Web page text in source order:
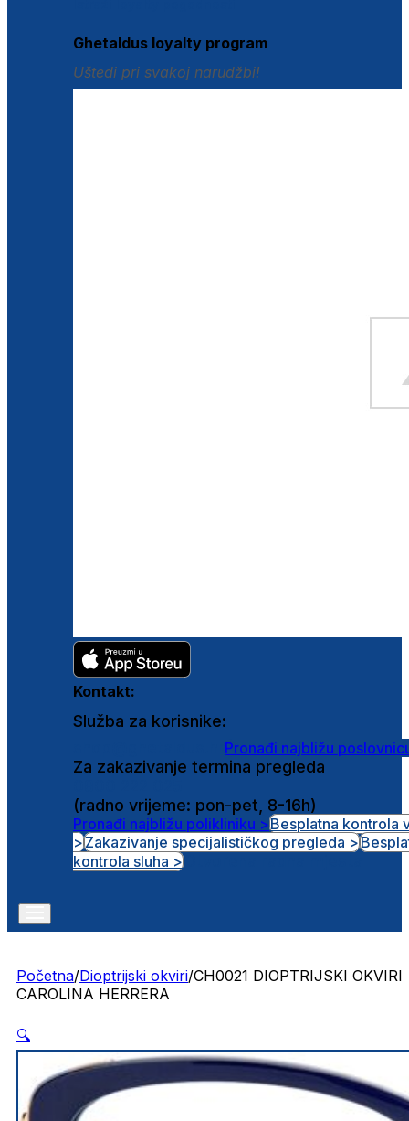
Ghetaldus loyalty program
Uštedi pri svakoj narudžbi!
Kontakt:
Služba za korisnike:
Pronađi najbližu
Za zakazivanje termina pregleda
(radno vrijeme: pon-pet, 8-16h)
Pronađi najbližu polikliniku >Besplatna kontrola
>Zakazivanje specijalističkog pregleda >
kontrola sluha >
Početna/Dioptrijski okviri/CH0021 DIOPTRIJSKI OKVIRI
CAROLINA HERRERA
🔍